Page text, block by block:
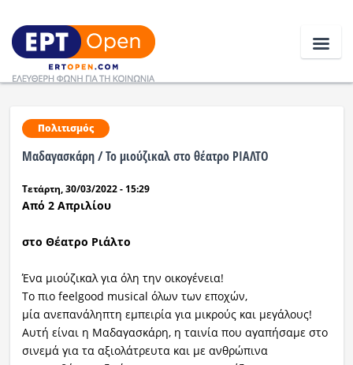
Ειδήσεις
Ελλάδα
Κοινωνία
Πολιτική
Αθλητικά
Κόσμος
Πολιτισμός
Μαδαγασκάρη / Το μιούζικαλ στο θέατρο ΡΙΑΛΤΟ
Τετάρτη, 30/03/2022 - 15:29
Από 2 Απριλίου
στο Θέατρο Ριάλτο
Ένα μιούζικαλ για όλη την οικογένεια!
Το πιο feelgood musical όλων των εποχών,
μία ανεπανάληπτη εμπειρία για μικρούς και μεγάλους!
Αυτή είναι η Μαδαγασκάρη, η ταινία που αγαπήσαμε στο
σινεμά για τα αξιολάτρευτα και με ανθρώπινα